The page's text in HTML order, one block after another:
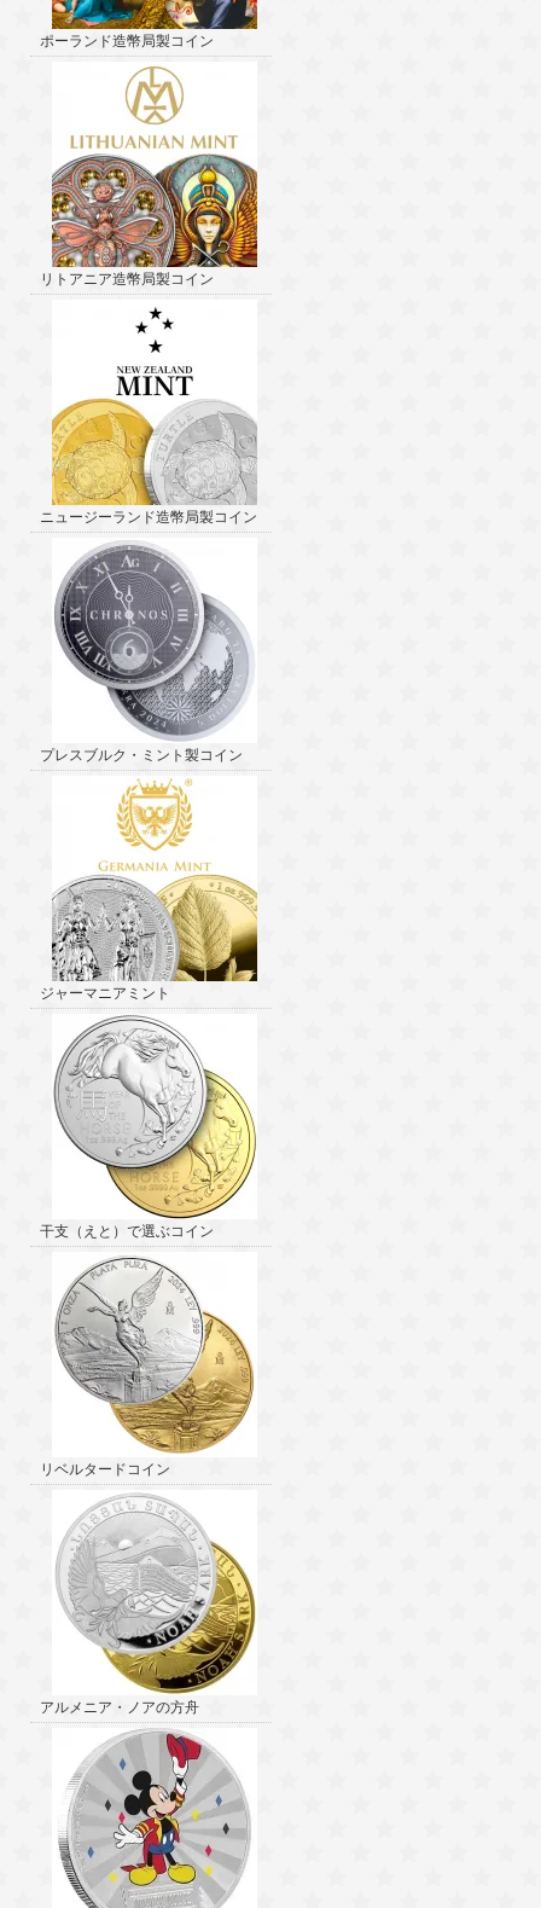
ポーランド造幣局製コイン
リトアニア造幣局製コイン
ニュージーランド造幣局製コイン
プレスブルク・ミント製コイン
ジャーマニアミント
干支（えと）で選ぶコイン
リベルタードコイン
アルメニア・ノアの方舟